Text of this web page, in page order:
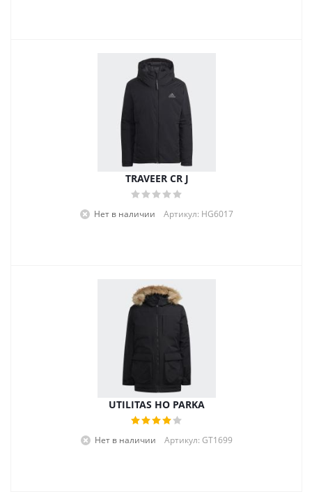
TRAVEER CR J
Нет в наличии Артикул: HG6017
UTILITAS HO PARKA
Нет в наличии Артикул: GT1699